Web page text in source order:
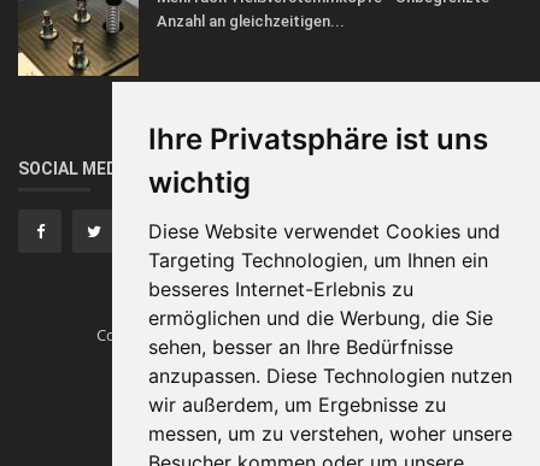
Ihre Privatsphäre ist uns
wichtig
Diese Website verwendet Cookies und
Targeting Technologien, um Ihnen ein
besseres Internet-Erlebnis zu
ermöglichen und die Werbung, die Sie
sehen, besser an Ihre Bedürfnisse
anzupassen. Diese Technologien nutzen
wir außerdem, um Ergebnisse zu
messen, um zu verstehen, woher unsere
Anzahl an gleichzeitigen...
SOCIAL MEDIA
Copyright © Heissverstemmen.tech Traumautos
Impressum